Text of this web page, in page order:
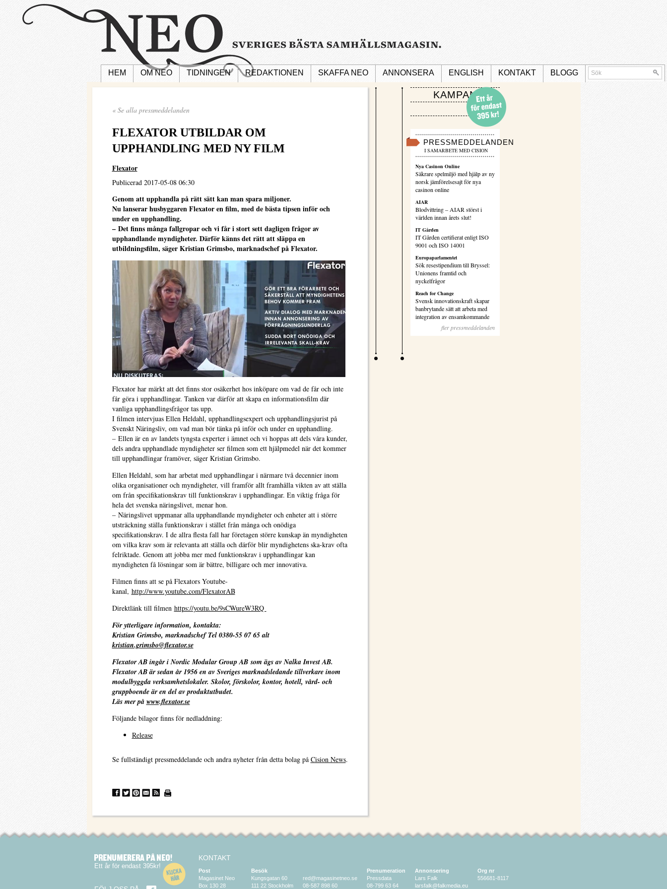
HEM OM NEO TIDNINGEN REDAKTIONEN SKAFFA NEO ANNONSERA ENGLISH KONTAKT BLOGG
« Se alla pressmeddelanden
FLEXATOR UTBILDAR OM
UPPHANDLING MED NY FILM
Flexator
Publicerad 2017-05-08 06:30
Genom att upphandla på rätt sätt kan man spara miljoner.
Nu lanserar husbyggaren Flexator en film, med de bästa tipsen inför och
under en upphandling.
– Det finns många fallgropar och vi får i stort sett dagligen frågor av
upphandlande myndigheter. Därför känns det rätt att släppa en
utbildningsfilm, säger Kristian Grimsbo, marknadschef på Flexator.
Flexator har märkt att det finns stor osäkerhet hos inköpare om vad de får och inte
får göra i upphandlingar. Tanken var därför att skapa en informationsfilm där
vanliga upphandlingsfrågor tas upp.
I filmen intervjuas Ellen Heldahl, upphandlingsexpert och upphandlingsjurist på
Svenskt Näringsliv, om vad man bör tänka på inför och under en upphandling.
– Ellen är en av landets tyngsta experter i ämnet och vi hoppas att dels våra kunder,
dels andra upphandlade myndigheter ser filmen som ett hjälpmedel när det kommer
till upphandlingar framöver, säger Kristian Grimsbo.
Ellen Heldahl, som har arbetat med upphandlingar i närmare två decennier inom
olika organisationer och myndigheter, vill framför allt framhålla vikten av att ställa
om från specifikationskrav till funktionskrav i upphandlingar. En viktig fråga för
hela det svenska näringslivet, menar hon.
– Näringslivet uppmanar alla upphandlande myndigheter och enheter att i större
utsträckning ställa funktionskrav i stället från många och onödiga
specifikationskrav. I de allra flesta fall har företagen större kunskap än myndigheten
om vilka krav som är relevanta att ställa och därför blir myndighetens ska-krav ofta
felriktade. Genom att jobba mer med funktionskrav i upphandlingar kan
myndigheten få lösningar som är bättre, billigare och mer innovativa.
Filmen finns att se på Flexators Youtube-
kanal, http://www.youtube.com/FlexatorAB
Direktlänk till filmen https://youtu.be/9sCWureW3RQ
För ytterligare information, kontakta:
Kristian Grimsbo, marknadschef Tel 0380-55 07 65 alt
kristian.grimsbo@flexator.se
Flexator AB ingår i Nordic Modular Group AB som ägs av Nalka Invest AB.
Flexator AB är sedan år 1956 en av Sveriges marknadsledande tillverkare inom
modulbyggda verksamhetslokaler. Skolor, förskolor, kontor, hotell, vård- och
gruppboende är en del av produktutbudet.
Läs mer på www.flexator.se
Följande bilagor finns för nedladdning:
Release
Se fullständigt pressmeddelande och andra nyheter från detta bolag på Cision News.
KAMPANJ
PRESSMEDDELANDEN
I SAMARBETE MED CISION
Nya Casinon Online
Säkrare spelmiljö med hjälp av ny
norsk jämförelsesajt för nya
casinon online
AIAR
Blodvittring – AIAR störst i
världen innan årets slut!
IT Gården
IT Gården certifierat enligt ISO
9001 och ISO 14001
Europaparlamentet
Sök resestipendium till Bryssel:
Unionens framtid och
nyckelfrågor
Reach for Change
Svensk innovationskraft skapar
banbrytande sätt att arbeta med
integration av ensamkommande
fler pressmeddelanden
Ett år för endast 395kr!
KONTAKT
Post
Magasinet Neo
Box 130 28
Besök
Kungsgatan 60
111 22 Stockholm
red@magasinetneo.se
08-587 898 60
Prenumeration
Pressdata
08-799 63 64
Annonsering
Lars Falk
larsfalk@falkmedia.eu
Org nr
556681-8117